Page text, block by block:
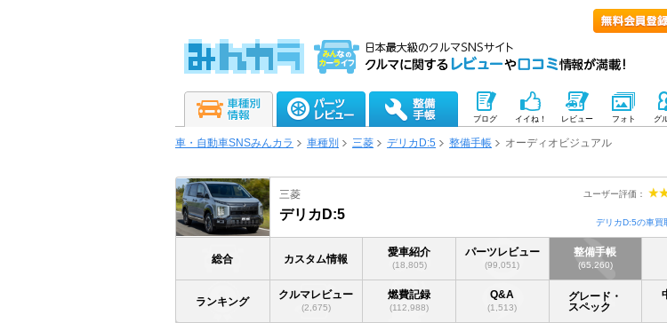
ブログ イイね！ レビュー フォト グ
車・自動車SNSみんカラ 車種別 三菱 デリカD:5 整備手帳 オーディオビジュアル
ユーザー評価：
三菱
デリカD:5
デリカD:5の車買
総合 カスタム情報
愛車紹介
(18,805)
パーツレビュー
(99,051)
整備手帳
(65,260)
ランキング
クルマレビュー
(2,675)
燃費記録
(112,988)
Q&A
(1,513)
グレード・
スペック